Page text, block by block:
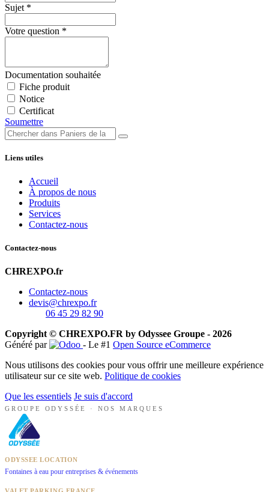
Sujet *
Votre question *
Documentation souhaitée
Fiche produit
Notice
Certificat
Soumettre
Liens utiles
Accueil
À propos de nous
Produits
Services
Contactez-nous
Contactez-nous
CHREXPO.fr
Contactez-nous
devis@chrexpo.fr
06 45 29 82 90
Copyright © CHREXPO.FR by Odyssee Groupe - 2026
Généré par
- Le #1 Open Source eCommerce
Nous utilisons des cookies pour vous offrir une meilleure expérience
utilisateur sur ce site web. Politique de cookies
Que les essentiels Je suis d'accord
GROUPE ODYSSÉE · NOS MARQUES
ODYSSEE LOCATION
Fontaines à eau pour entreprises & événements